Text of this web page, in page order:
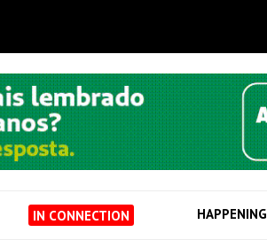
IN CONNECTION HAPPENING